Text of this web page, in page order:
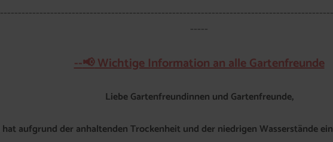
-----
--📢Wichtige Information an alle Gartenfreunde
Liebe Gartenfreundinnen und Gartenfreunde,
aufgrund der anhaltenden Trockenheit und der niedrigen Wasserstände